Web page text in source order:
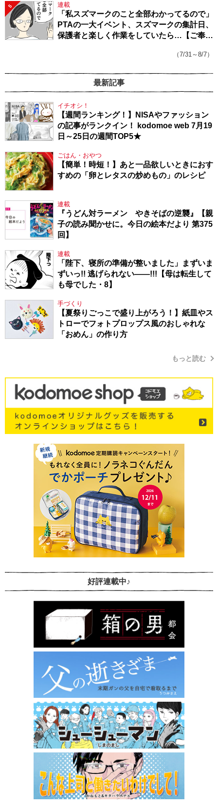
5 連載
「私スズマークのこと全部わかってるので」
PTAの一大イベント、スズマークの集計日、
保護者と楽しく作業をしていたら…【ご奉仕
（7/31～8/7）
最新記事
イチオシ！
【週間ランキング！】NISAやファッション
の記事がランクイン！ kodomoe web 7月19
日～25日の週間TOP5★
ごはん・おやつ
【簡単！時短！】あと一品欲しいときにおす
すめの「卵とレタスの炒めもの」のレシピ
連載
『うどん対ラーメン やきそばの逆襲』【親
子の読み聞かせに。今日の絵本だより 第375
回】
連載
「陛下、寝所の準備が整いました」まずいま
ずいっ!! 逃げられない――!!!【母は転生して
も母でした・8】
手づくり
【夏祭りごっこで盛り上がろう！】紙皿やス
トローでフォトプロップス風のおしゃれな
「おめん」の作り方
もっと読む
好評連載中♪